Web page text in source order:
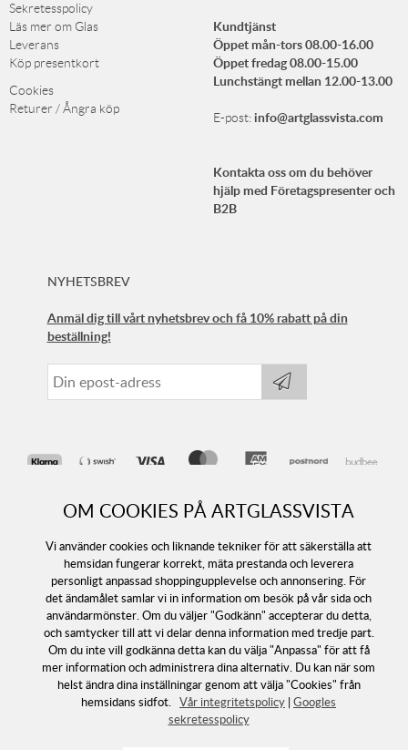
OM COOKIES PÅ ARTGLASSVISTA
Vi använder cookies och liknande tekniker för att säkerställa att
hemsidan fungerar korrekt, mäta prestanda och leverera
personligt anpassad shoppingupplevelse och annonsering. För
det ändamålet samlar vi in information om besök på vår sida och
användarmönster. Om du väljer "Godkänn" accepterar du detta,
och samtycker till att vi delar denna information med tredje part.
Om du inte vill godkänna detta kan du välja "Anpassa" för att få
mer information och administrera dina alternativ. Du kan när som
helst ändra dina inställningar genom att välja "Cookies" från
hemsidans sidfot. Vår integritetspolicy | Googles
sekretesspolicy
Sekretesspolicy
Läs mer om Glas
Leverans
Köp presentkort
Cookies
Returer / Ångra köp
Kundtjänst
Öppet mån-tors 08.00-16.00
Öppet fredag 08.00-15.00
Lunchstängt mellan 12.00-13.00
E-post:info@artglassvista.com
Kontakta oss om du behöver
hjälp med Företagspresenter och
B2B
NYHETSBREV
Anmäl dig till vårt nyhetsbrev och få 10% rabatt på din
beställning!
Följ oss